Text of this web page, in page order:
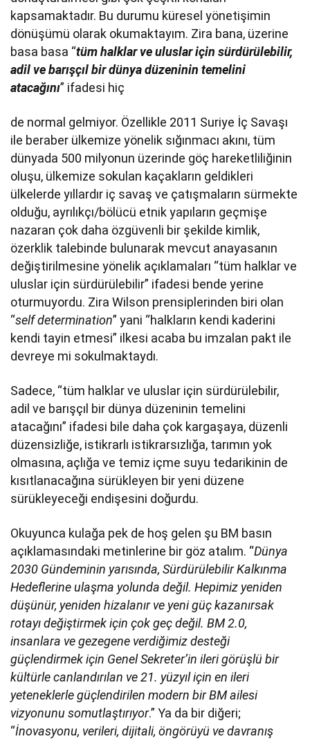
kapsamaktadır. Bu durumu küresel yönetişimin
dönüşümü olarak okumaktayım. Zira bana, üzerine
basa basa “tüm halklar ve uluslar için sürdürülebilir,
adil ve barışçıl bir dünya düzeninin temelini
atacağını” ifadesi hiç
de normal gelmiyor. Özellikle 2011 Suriye İç Savaşı
ile beraber ülkemize yönelik sığınmacı akını, tüm
dünyada 500 milyonun üzerinde göç hareketliliğinin
oluşu, ülkemize sokulan kaçakların geldikleri
ülkelerde yıllardır iç savaş ve çatışmaların sürmekte
olduğu, ayrılıkçı/bölücü etnik yapıların geçmişe
nazaran çok daha özgüvenli bir şekilde kimlik,
özerklik talebinde bulunarak mevcut anayasanın
değiştirilmesine yönelik açıklamaları “tüm halklar ve
uluslar için sürdürülebilir” ifadesi bende yerine
oturmuyordu. Zira Wilson prensiplerinden biri olan
“self determination” yani “halkların kendi kaderini
kendi tayin etmesi” ilkesi acaba bu imzalan pakt ile
devreye mi sokulmaktaydı.
Sadece, “tüm halklar ve uluslar için sürdürülebilir,
adil ve barışçıl bir dünya düzeninin temelini
atacağını” ifadesi bile daha çok kargaşaya, düzenli
düzensizliğe, istikrarlı istikrarsızlığa, tarımın yok
olmasına, açlığa ve temiz içme suyu tedarikinin de
kısıtlanacağına sürükleyen bir yeni düzene
sürükleyeceği endişesini doğurdu.
Okuyunca kulağa pek de hoş gelen şu BM basın
açıklamasındaki metinlerine bir göz atalım. “Dünya
2030 Gündeminin yarısında, Sürdürülebilir Kalkınma
Hedeflerine ulaşma yolunda değil. Hepimiz yeniden
düşünür, yeniden hizalanır ve yeni güç kazanırsak
rotayı değiştirmek için çok geç değil. BM 2.0,
insanlara ve gezegene verdiğimiz desteği
güçlendirmek için Genel Sekreter’in ileri görüşlü bir
kültürle canlandırılan ve 21. yüzyıl için en ileri
yeteneklerle güçlendirilen modern bir BM ailesi
vizyonunu somutlaştırıyor.” Ya da bir diğeri;
“İnovasyonu, verileri, dijitali, öngörüyü ve davranış